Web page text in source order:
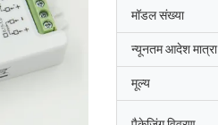
मॉडल संख्या
न्यूनतम आदेश मात्रा
मूल्य